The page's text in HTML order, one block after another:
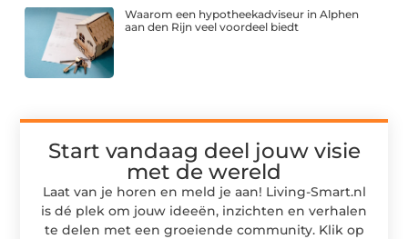
Waarom een hypotheekadviseur in Alphen
aan den Rijn veel voordeel biedt
Start vandaag deel jouw visie
met de wereld
Laat van je horen en meld je aan! Living-Smart.nl
is dé plek om jouw ideeën, inzichten en verhalen
te delen met een groeiende community. Klik op